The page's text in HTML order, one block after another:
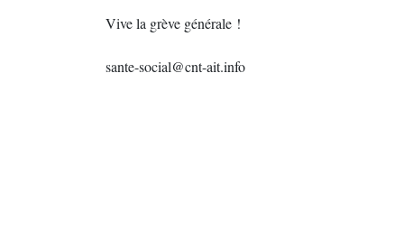
Vive la grève générale !
sante-social@cnt-ait.info